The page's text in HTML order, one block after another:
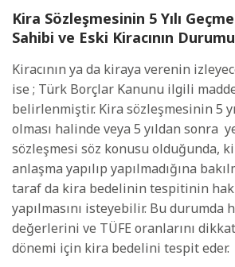
Kira Sözleşmesinin 5 Yılı
Sahibi ve Eski Kiracının Durumu
Kiracının ya da kiraya verenin
ise ; Türk Borçlar Kanunu ilgili
belirlenmiştir. Kira sözleşmesinin 5
olması halinde veya 5 yıldan sonra
sözleşmesi söz konusu olduğunda,
anlaşma yapılıp yapılmadığına
taraf da kira bedelinin tespitinin
yapılmasını isteyebilir. Bu durumda
değerlerini ve TÜFE oranlarını
dönemi için kira bedelini tespit eder.